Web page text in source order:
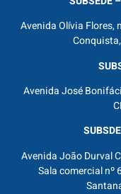
Avenida Olívia Flores,
Avenida José
Avenida João Durval
Sala comercial nº